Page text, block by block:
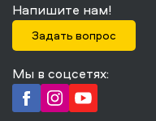
Напишите нам!
Задать вопрос
Мы в соцсетях: